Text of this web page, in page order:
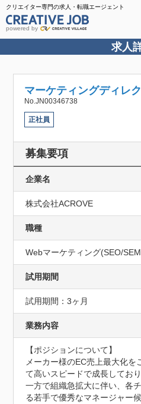
クリエイター専門の求人・転職エージェント
powered by
求人
マーケティングディレ
No.JN00346738
正社員
募集要項
企業名
株式会社ACROVE
職種
Webマーケティング(SEO/
試用期間
試用期間：3ヶ月
業務内容
【ポジションについて】
メーカー様のEC売上最大化を
て高いスピードで成長しており
一方で組織急拡大に伴い、各
る若手で優秀なマネージャー